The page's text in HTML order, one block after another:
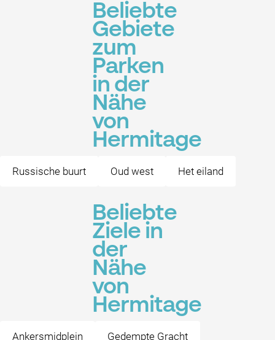
Beliebte
Gebiete
zum
Parken
in der
Nähe
von
Hermitage
Russische buurt Oud west Het eiland
Beliebte
Ziele in
der
Nähe
von
Hermitage
Ankersmidplein Gedempte Gracht